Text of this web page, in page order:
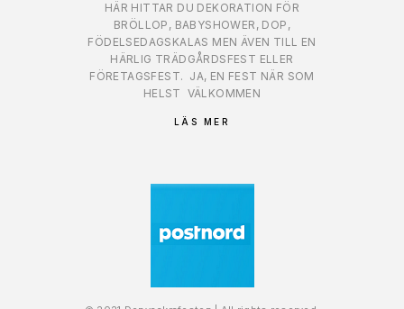
HÄR HITTAR DU DEKORATION FÖR
BRÖLLOP, BABYSHOWER, DOP,
FÖDELSEDAGSKALAS MEN ÄVEN TILL EN
HÄRLIG TRÄDGÅRDSFEST ELLER
FÖRETAGSFEST. JA, EN FEST NÄR SOM
HELST VÄLKOMMEN
LÄS MER